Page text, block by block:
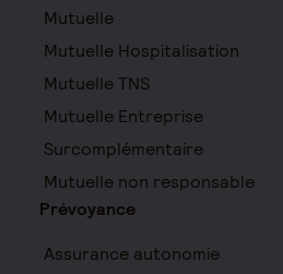
Mutuelle
Mutuelle Hospitalisation
Mutuelle TNS
Mutuelle Entreprise
Surcomplémentaire
Mutuelle non responsable
Prévoyance
Assurance autonomie